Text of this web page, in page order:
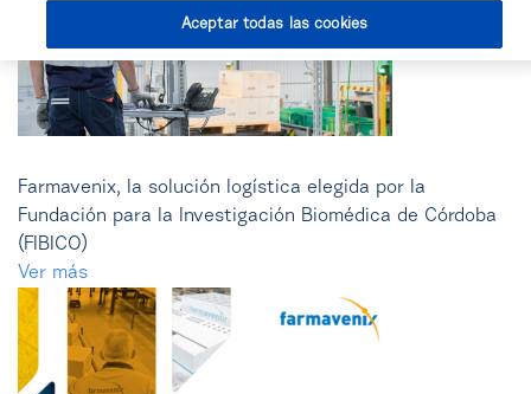
Farmavenix, la solución logística elegida por la
Fundación para la Investigación Biomédica de Córdoba
(FIBICO)
Ver más
Aceptar todas las cookies